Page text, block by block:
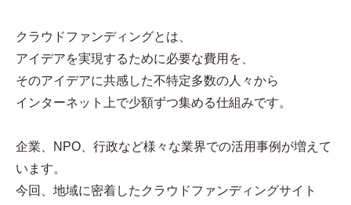
クラウドファンディングとは、
アイデアを実現するために必要な費用を、
そのアイデアに共感した不特定多数の人々から
インターネット上で少額ずつ集める仕組みです。
企業、NPO、行政など様々な業界での活用事例が増えて
います。
今回、地域に密着したクラウドファンディングサイト